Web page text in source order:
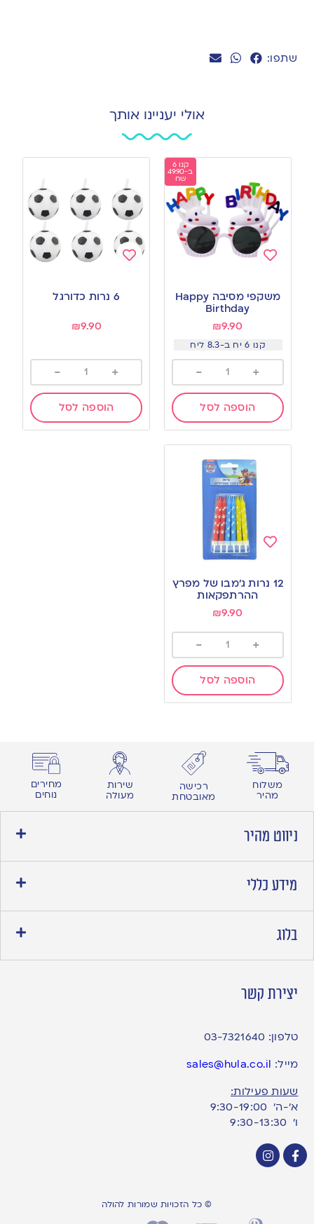
שתפו:
אולי יעניינו אותך
קנו 6
ב-49.90
שח
to
wishlist
משקפי מסיבה Happy
Birthday
₪9.90
קנו 6 יח ב-8.3 ליח
+
-
הוספה לסל
wishlist
6 נרות כדורגל
₪9.90
+
-
הוספה לסל
to
wishlist
12 נרות ג’מבו של מפרץ
ההרתפקאות
₪9.90
+
-
הוספה לסל
משלוח
מהיר
רכישה
מאובטחת
שירות
מעולה
מחירים
נוחים
ניווט מהיר
מידע כללי
בלוג
יצירת קשר
טלפון: 03-7321640
מייל: sales@hula.co.il
שעות פעילות:
א’-ה’ 9:30-19:00
ו׳ 9:30-13:30
© כל הזכויות שמורות להולה